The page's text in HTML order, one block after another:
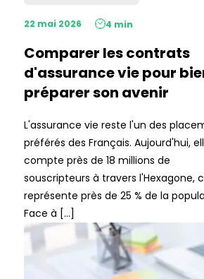
22 mai 2026 4 min
Comparer les contrats
d'assurance vie pour
préparer son avenir
L'assurance vie reste l'un des
préférés des Français. Aujourd'hui,
compte près de 18 millions de
souscripteurs à travers l'Hexagone,
représente près de 25 % de la
Face à […]